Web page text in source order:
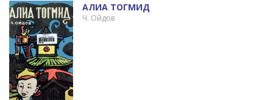
АЛИА ТОГМИД
Ч. Ойдов